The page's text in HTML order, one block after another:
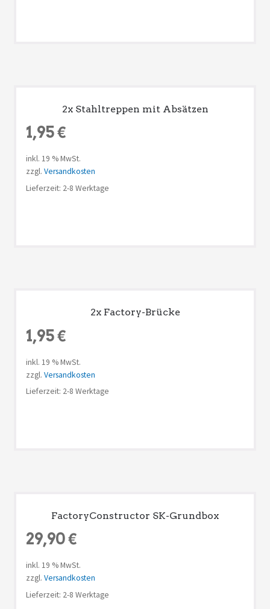
2x Stahltreppen mit Absätzen
1,95€
inkl. 19 % MwSt.
zzgl. Versandkosten
Lieferzeit: 2-8 Werktage
2x Factory-Brücke
1,95€
inkl. 19 % MwSt.
zzgl. Versandkosten
Lieferzeit: 2-8 Werktage
FactoryConstructor SK-Grundbox
29,90€
inkl. 19 % MwSt.
zzgl. Versandkosten
Lieferzeit: 2-8 Werktage